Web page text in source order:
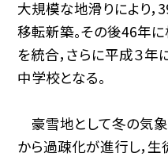
大規模な地滑りにより
移転新築。その後46年
を統合，さらに平成３
中学校となる。
豪雪地として冬の気
から過疎化が進行し，